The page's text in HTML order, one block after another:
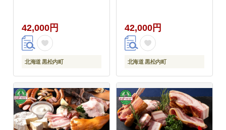
42,000円
北海道 黒松内町
42,000円
北海道 黒松内町